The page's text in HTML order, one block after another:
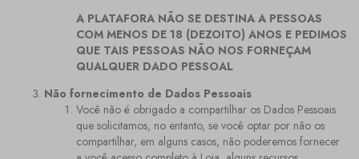
A PLATAFORA NÃO SE DESTINA A PESSOAS
COM MENOS DE 18 (DEZOITO) ANOS E PEDIMOS
QUE TAIS PESSOAS NÃO NOS FORNEÇAM
QUALQUER DADO PESSOAL
Não fornecimento de Dados Pessoais
Você não é obrigado a compartilhar os Dados Pessoais
que solicitamos, no entanto, se você optar por não os
compartilhar, em alguns casos, não poderemos fornecer